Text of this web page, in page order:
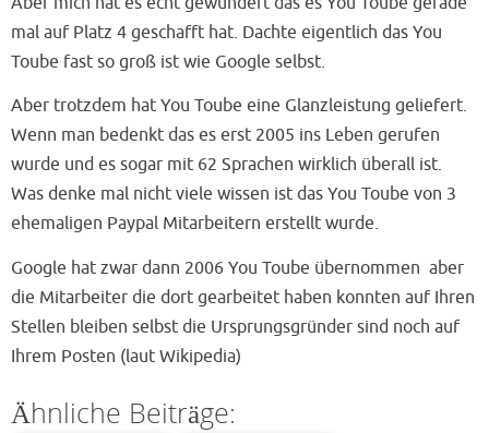
mal auf Platz 4 geschafft hat. Dachte eigentlich das You
Toube fast so groß ist wie Google selbst.
Aber trotzdem hat You Toube eine Glanzleistung geliefert.
Wenn man bedenkt das es erst 2005 ins Leben gerufen
wurde und es sogar mit 62 Sprachen wirklich überall ist.
Was denke mal nicht viele wissen ist das You Toube von 3
ehemaligen Paypal Mitarbeitern erstellt wurde.
Google hat zwar dann 2006 You Toube übernommen aber
die Mitarbeiter die dort gearbeitet haben konnten auf Ihren
Stellen bleiben selbst die Ursprungsgründer sind noch auf
Ihrem Posten (laut Wikipedia)
Ähnliche Beiträge: